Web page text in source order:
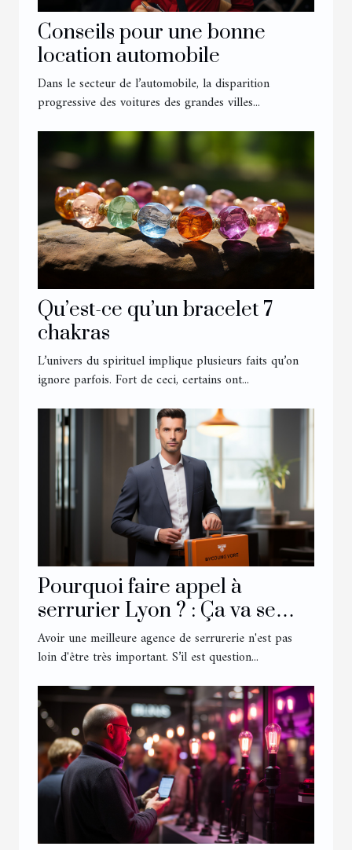
Conseils pour une bonne
location automobile
Dans le secteur de l’automobile, la disparition
progressive des voitures des grandes villes...
Qu’est-ce qu’un bracelet 7
chakras
L’univers du spirituel implique plusieurs faits qu’on
ignore parfois. Fort de ceci, certains ont...
Pourquoi faire appel à
serrurier Lyon ? : Ça va se
savoir
Avoir une meilleure agence de serrurerie n'est pas
loin d'être très important. S’il est question...